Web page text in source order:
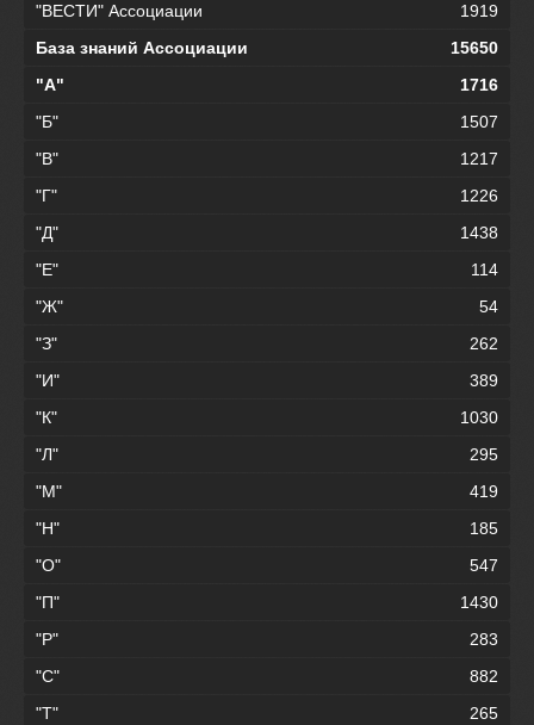
"ВЕСТИ" Ассоциации
1919
База знаний Ассоциации
15650
"А"
1716
"Б"
1507
"В"
1217
"Г"
1226
"Д"
1438
"Е"
114
"Ж"
54
"З"
262
"И"
389
"К"
1030
"Л"
295
"М"
419
"Н"
185
"О"
547
"П"
1430
"Р"
283
"С"
882
"Т"
265